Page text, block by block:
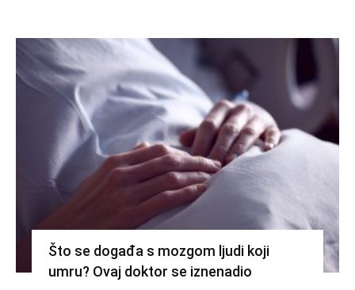
Što se događa s mozgom ljudi koji
umru? Ovaj doktor se iznenadio